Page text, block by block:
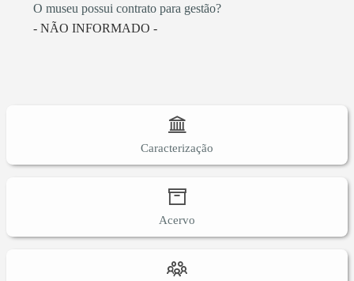
O museu possui contrato para gestão?
- NÃO INFORMADO -
Caracterização
Acervo